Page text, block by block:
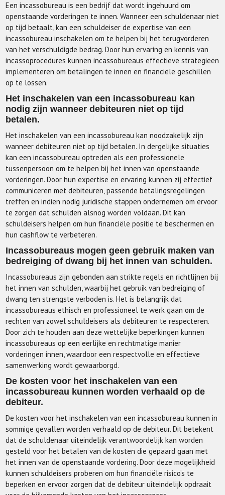
Een incassobureau is een bedrijf dat wordt ingehuurd om
openstaande vorderingen te innen. Wanneer een schuldenaar niet
op tijd betaalt, kan een schuldeiser de expertise van een
incassobureau inschakelen om te helpen bij het terugvorderen
van het verschuldigde bedrag. Door hun ervaring en kennis van
incassoprocedures kunnen incassobureaus effectieve strategieën
implementeren om betalingen te innen en financiële geschillen
op te lossen.
Het inschakelen van een incassobureau kan
nodig zijn wanneer debiteuren niet op tijd
betalen.
Het inschakelen van een incassobureau kan noodzakelijk zijn
wanneer debiteuren niet op tijd betalen. In dergelijke situaties
kan een incassobureau optreden als een professionele
tussenpersoon om te helpen bij het innen van openstaande
vorderingen. Door hun expertise en ervaring kunnen zij effectief
communiceren met debiteuren, passende betalingsregelingen
treffen en indien nodig juridische stappen ondernemen om ervoor
te zorgen dat schulden alsnog worden voldaan. Dit kan
schuldeisers helpen om hun financiële positie te beschermen en
hun cashflow te verbeteren.
Incassobureaus mogen geen gebruik maken van
bedreiging of dwang bij het innen van schulden.
Incassobureaus zijn gebonden aan strikte regels en richtlijnen bij
het innen van schulden, waarbij het gebruik van bedreiging of
dwang ten strengste verboden is. Het is belangrijk dat
incassobureaus ethisch en professioneel te werk gaan om de
rechten van zowel schuldeisers als debiteuren te respecteren.
Door zich te houden aan deze wettelijke beperkingen kunnen
incassobureaus op een eerlijke en rechtmatige manier
vorderingen innen, waardoor een respectvolle en effectieve
samenwerking wordt gewaarborgd.
De kosten voor het inschakelen van een
incassobureau kunnen worden verhaald op de
debiteur.
De kosten voor het inschakelen van een incassobureau kunnen in
sommige gevallen worden verhaald op de debiteur. Dit betekent
dat de schuldenaar uiteindelijk verantwoordelijk kan worden
gesteld voor het betalen van de kosten die gepaard gaan met
het innen van de openstaande vordering. Door deze mogelijkheid
kunnen schuldeisers proberen om hun financiële risico’s te
beperken en ervoor zorgen dat de debiteur uiteindelijk opdraait